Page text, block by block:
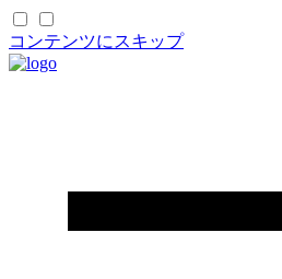
コンテンツにスキップ